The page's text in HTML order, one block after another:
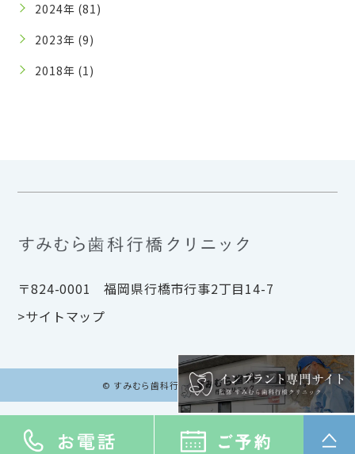
2024年 (81)
2023年 (9)
2018年 (1)
〒824-0001 福岡県行橋市行事2丁目14-7
>サイトマップ
© すみむら歯科行橋クリニック.inc